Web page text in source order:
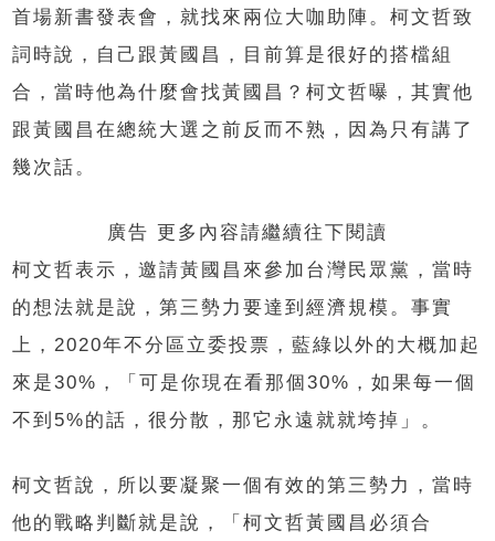
首場新書發表會，就找來兩位大咖助陣。柯文哲致
詞時說，自己跟黃國昌，目前算是很好的搭檔組
合，當時他為什麼會找黃國昌？柯文哲曝，其實他
跟黃國昌在總統大選之前反而不熟，因為只有講了
幾次話。
廣告 更多內容請繼續往下閱讀
柯文哲表示，邀請黃國昌來參加台灣民眾黨，當時
的想法就是說，第三勢力要達到經濟規模。事實
上，2020年不分區立委投票，藍綠以外的大概加起
來是30%，「可是你現在看那個30%，如果每一個
不到5%的話，很分散，那它永遠就就垮掉」。
柯文哲說，所以要凝聚一個有效的第三勢力，當時
他的戰略判斷就是說，「柯文哲黃國昌必須合